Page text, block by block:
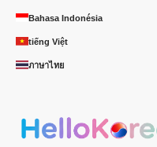
Bahasa Indonésia
tiếng Việt
ภาษาไทย